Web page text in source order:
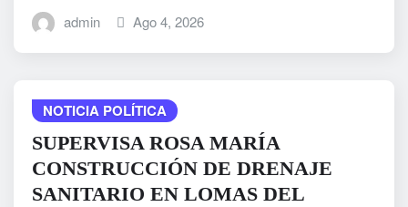
admin Ago 4, 2026
NOTICIA POLÍTICA
SUPERVISA ROSA MARÍA
CONSTRUCCIÓN DE DRENAJE
SANITARIO EN LOMAS DEL